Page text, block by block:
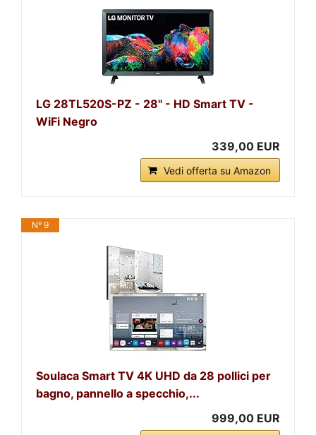
LG 28TL520S-PZ - 28" - HD Smart TV -
WiFi Negro
339,00 EUR
Vedi offerta su Amazon
N° 9
Soulaca Smart TV 4K UHD da 28 pollici per
bagno, pannello a specchio,...
999,00 EUR